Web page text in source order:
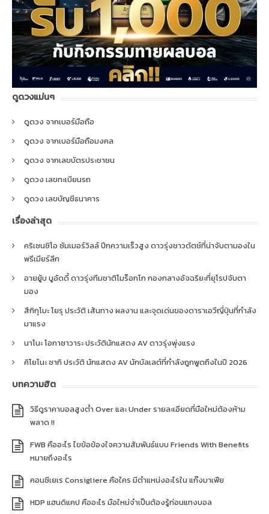
ดูดวงแม่นๆ
ดูดวง จากเบอร์มือถือ
ดูดวง จากเบอร์มือถือมงคล
ดูดวง จากเลขบัตรประชาชน
ดูดวง เลขทะเบียนรถ
ดูดวง เลขบัญชีธนาคาร
เรื่องล่าสุด
คริเซนซิโอ ซัมเมอร์วิลล์ ปีกความเร็วสูง ดาวรุ่งชาวดัตช์ที่น่าจับตามองใน
พรีเมียร์ลีก
อายยู้บ บูอัดดี้ ดาวรุ่งทีมชาติโมร็อกโก กองกลางอัจฉริยะที่ยุโรปจับตา
มอง
สึกิกุโมะ โยรุ ประวัติ เส้นทาง ผลงาน และจุดเด่นของดาราเอวีญี่ปุ่นที่กำลัง
มาแรง
นาโนะ โอกาซาวาระ ประวัตินักแสดง AV ดาวรุ่งพุ่งแรง
คิโยโนะ ซากิ ประวัติ นักแสดง AV นักบัลเลต์ที่กำลังถูกพูดถึงในปี 2026
บทความฮิต
วิธีดูราคาบอลสูงต่ำ Over และ Under รายละเอียดที่มือใหม่ต้องห้าม
พลาด !!
FWB คืออะไร ไขข้อข้องใจความสัมพันธ์แบบ Friends With Benefits
หมายถึงอะไร
คอนซีเยเร Consigliere คือใคร มีตำแหน่งอะไรใน แก๊งมาเฟีย
HDP แฮนดิแคป คืออะไร มือใหม่จำเป็นต้องรู้ก่อนแทงบอล